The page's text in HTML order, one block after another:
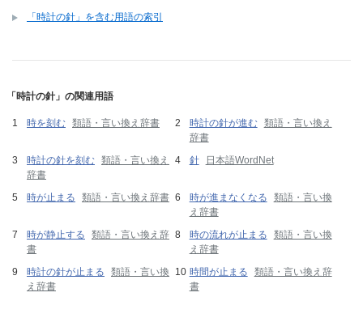
「時計の針」を含む用語の索引
「時計の針」の関連用語
時を刻む 類語・言い換え辞書 時計の針が進む 類語・言い換え
辞書
時計の針を刻む 類語・言い換え
辞書
針 日本語WordNet
時が止まる 類語・言い換え辞書 時が進まなくなる
類語・言い換
え辞書
時が静止する
類語・言い換え辞
書
時の流れが止まる
類語・言い換
え辞書
時計の針が止まる
類語・言い換
え辞書
時間が止まる
類語・言い換え辞
書